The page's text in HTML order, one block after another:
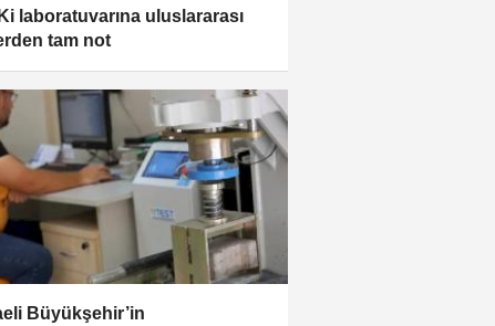
laboratuvarına uluslararası
tam not
Büyükşehir’in